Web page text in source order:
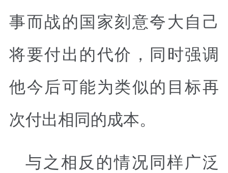
事而战的国家刻意夸大自己
将要付出的代价，同时强调
他今后可能为类似的目标再
次付出相同的成本。
与之相反的情况同样广泛